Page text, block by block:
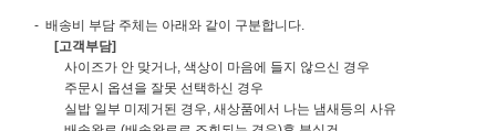
- 배송비 부담 주체는 아래와 같이 구분합니다.
[고객부담]
사이즈가 안 맞거나, 색상이 마음에 들지 않으신 경우
주문시 옵션을 잘못 선택하신 경우
실밥 일부 미제거된 경우, 새상품에서 나는 냄새등의 사유